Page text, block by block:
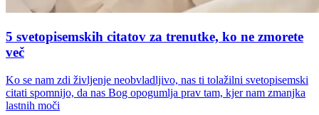
5 svetopisemskih citatov za trenutke, ko ne zmorete
več
Ko se nam zdi življenje neobvladljivo, nas ti tolažilni svetopisemski
citati spomnijo, da nas Bog opogumlja prav tam, kjer nam zmanjka
lastnih moči